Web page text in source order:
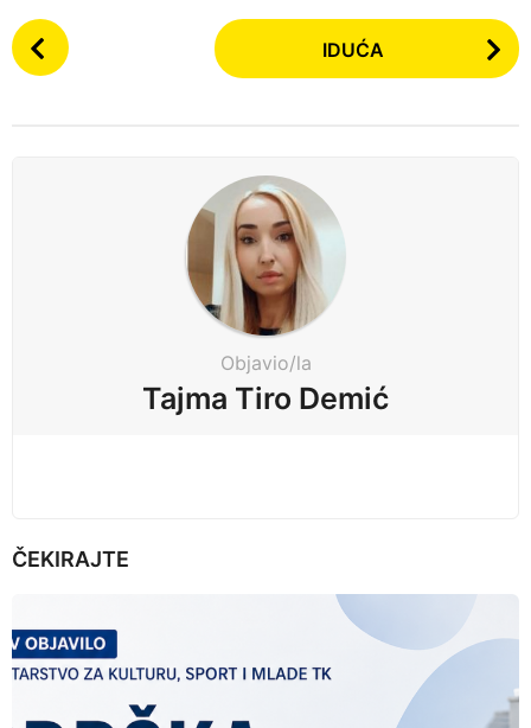
P
o
IDUĆA
Objavio/la
Tajma Tiro Demić
ČEKIRAJTE